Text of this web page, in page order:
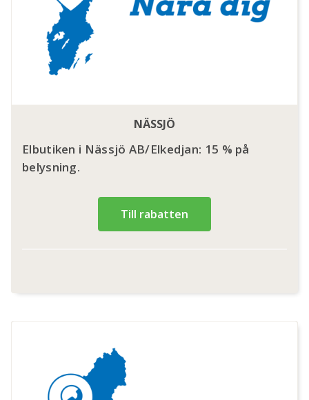
NÄSSJÖ
Elbutiken i Nässjö AB/Elkedjan: 15 % på
belysning.
Till rabatten